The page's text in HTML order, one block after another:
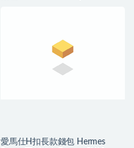
愛馬仕H扣長款錢包 Hermes